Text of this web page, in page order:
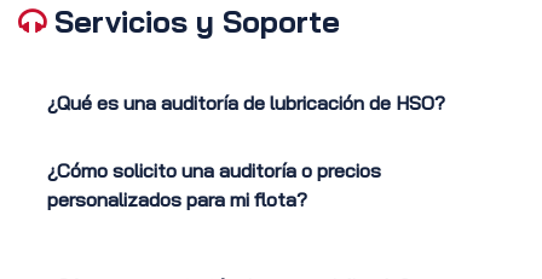
Servicios y Soporte
¿Qué es una auditoría de lubricación de HSO?
¿Cómo solicito una auditoría o precios
personalizados para mi flota?